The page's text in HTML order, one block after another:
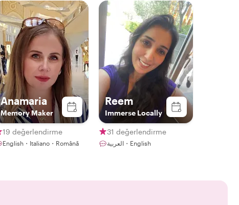
Anamaria
Memory Maker
19 değerlendirme
English・Italiano・Română
Reem
Immerse Locally
31 değerlendirme
العربية・English